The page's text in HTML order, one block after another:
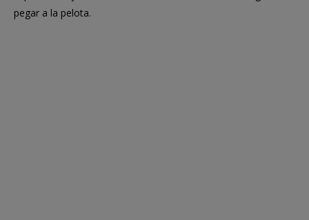
pegar a la pelota.